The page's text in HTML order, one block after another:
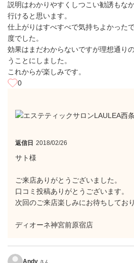
説明はわかりやすくしつこい勧誘もな
行けると思います。
仕上がりはすべすべで気持ちよかった
度でした。
効果はまだわからないですが理想通り
うことにしました。
これからが楽しみです。
0
返信日 2018/02/26
サト様
ご来店ありがとうございました。
口コミ投稿ありがとうございます。
次回のご来店楽しみにお待ちしており
ディオーネ神宮前原宿店
Andy さん